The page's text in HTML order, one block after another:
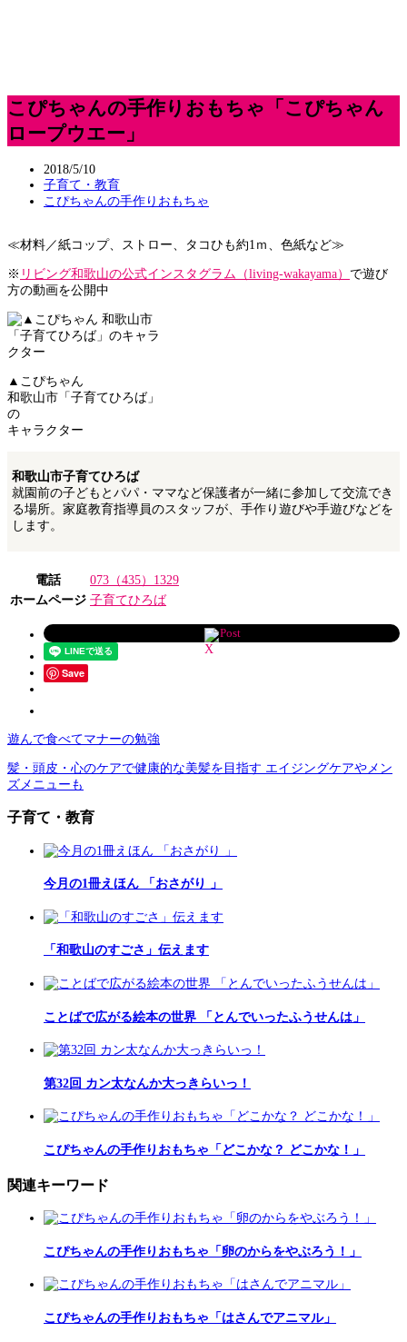
こぴちゃんの手作りおもちゃ「こぴちゃん
ロープウエー」
2018/5/10
子育て・教育
こぴちゃんの手作りおもちゃ
≪材料／紙コップ、ストロー、タコひも約1ｍ、色紙など≫
※ リビング和歌山の公式インスタグラム（living-wakayama） で遊び
方の動画を公開中
▲こぴちゃん
和歌山市「子育てひろば」
の
キャラクター
和歌山市子育てひろば
就園前の子どもとパパ・ママなど保護者が一緒に参加して交流でき
る場所。家庭教育指導員のスタッフが、手作り遊びや手遊びなどを
します。
電話
073（435）1329
ホームページ 子育てひろば
Post
Save
遊んで食べてマナーの勉強
髪・頭皮・心のケアで健康的な美髪を目指す エイジングケアやメン
ズメニューも
子育て・教育
今月の1冊えほん 「おさがり 」
「和歌山のすごさ」伝えます
ことばで広がる絵本の世界 「とんでいったふうせんは」
第32回 カン太なんか大っきらいっ！
こぴちゃんの手作りおもちゃ「どこかな？ どこかな！」
関連キーワード
こぴちゃんの手作りおもちゃ「卵のからをやぶろう！」
こぴちゃんの手作りおもちゃ「はさんでアニマル」